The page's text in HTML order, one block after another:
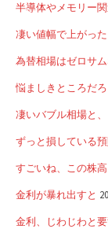
半導体やメモリー
凄い値幅で上がっ
為替相場はゼロサム
悩ましきところだろ
凄いバブル相場と
ずっと損している
すごいね、この株
金利が暴れ出すと
金利、じわじわと